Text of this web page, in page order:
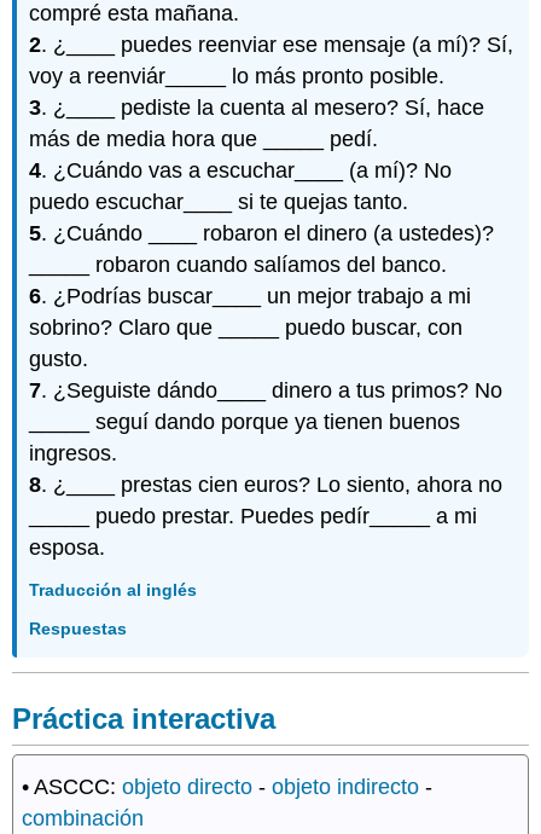
compré esta mañana.
2. ¿____ puedes reenviar ese mensaje (a mí)? Sí,
voy a reenviár_____ lo más pronto posible.
3. ¿____ pediste la cuenta al mesero? Sí, hace
más de media hora que _____ pedí.
4. ¿Cuándo vas a escuchar____ (a mí)? No
puedo escuchar____ si te quejas tanto.
5. ¿Cuándo ____ robaron el dinero (a ustedes)?
_____ robaron cuando salíamos del banco.
6. ¿Podrías buscar____ un mejor trabajo a mi
sobrino? Claro que _____ puedo buscar, con
gusto.
7. ¿Seguiste dándo____ dinero a tus primos? No
_____ seguí dando porque ya tienen buenos
ingresos.
8. ¿____ prestas cien euros? Lo siento, ahora no
_____ puedo prestar. Puedes pedír_____ a mi
esposa.
Traducción al inglés
Respuestas
Práctica interactiva
• ASCCC:objeto directo -objeto indirecto -
combinación